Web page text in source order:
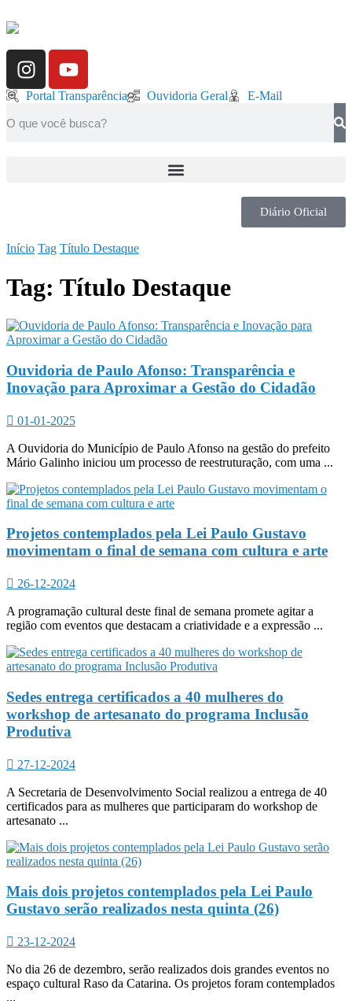
Portal Transparência Ouvidoria Geral E-Mail
Diário Oficial
Início Tag Título Destaque
Tag: Título Destaque
Ouvidoria de Paulo Afonso: Transparência e
Inovação para Aproximar a Gestão do Cidadão
01-01-2025
A Ouvidoria do Município de Paulo Afonso na gestão do prefeito
Mário Galinho iniciou um processo de reestruturação, com uma ...
Projetos contemplados pela Lei Paulo Gustavo
movimentam o final de semana com cultura e arte
26-12-2024
A programação cultural deste final de semana promete agitar a
região com eventos que destacam a criatividade e a expressão ...
Sedes entrega certificados a 40 mulheres do
workshop de artesanato do programa Inclusão
Produtiva
27-12-2024
A Secretaria de Desenvolvimento Social realizou a entrega de 40
certificados para as mulheres que participaram do workshop de
artesanato ...
Mais dois projetos contemplados pela Lei Paulo
Gustavo serão realizados nesta quinta (26)
23-12-2024
No dia 26 de dezembro, serão realizados dois grandes eventos no
espaço cultural Raso da Catarina. Os projetos foram contemplados
...